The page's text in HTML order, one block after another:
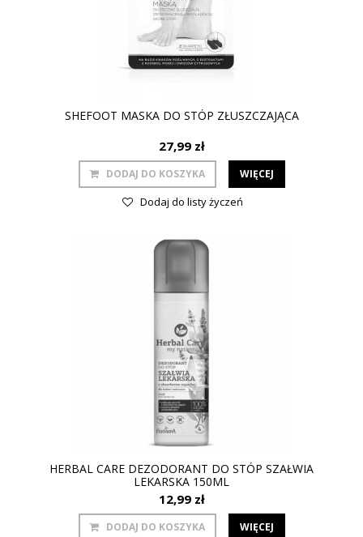
SHEFOOT MASKA DO STÓP ZŁUSZCZAJĄCA
27,99 zł
DODAJ DO KOSZYKA WIĘCEJ
Dodaj do listy życzeń
HERBAL CARE DEZODORANT DO STÓP SZAŁWIA
LEKARSKA 150ML
12,99 zł
DODAJ DO KOSZYKA WIĘCEJ